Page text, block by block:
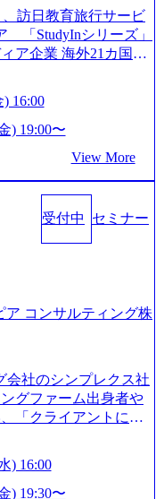
目指し、さらに採用
カスをして急成長す
ム【株式会社ノース
ビュー】 (https://my-vi
成長を遂げるなど、
案から業務改革、IT
で提供するコンサル
時点で従業員数1,209
社員の人間力を強み
2018年から6年連続で
身者など、多様な経歴
日以上、完全週休2日
）、特別休暇5日な
。 ​ 月平均残業時間は
流や健康をサポート
サル業界の動向や業務
開催時のアンケート
訪日教育旅行サービ
「StudyInシリーズ」
ア企業 海外21カ国と
マーケティング事業
に、グローバルという
ろう 素直に心を開い
、謙虚な姿勢でウソ
をもって没頭する O
決めてみずから動く、
、まず成果物をだす
8月14日(金) 19:00〜2
明会は、選考の前段
アを検討中の段階の
平日夜という日程の
となく、現職への配
らのオンライン参加
の構想・事業展開/入
オンライン (Google M
16:00
) 19:00〜
View More
受付中 セミナー
ア コンサルティング株
会社のシンプレクス社
グファーム出身者や
「クライアントにと
ファーム テクノロジ
持つDX時代におい
中心に最先端テクノ
) 16:00
) 19:30〜